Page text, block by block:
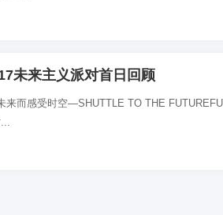
未来主义派对首日回顾
来而感受时空—SHUTTLE TO THE